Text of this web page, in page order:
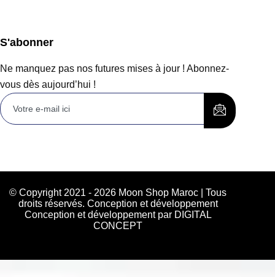
S'abonner
Ne manquez pas nos futures mises à jour ! Abonnez-
vous dès aujourd’hui !
© Copyright 2021 - 2026 Moon Shop Maroc | Tous
droits réservés. Conception et développement
Conception et développement par DIGITAL
CONCEPT